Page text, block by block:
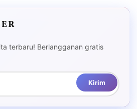
terbaru! Berlangganan gratis
Kirim